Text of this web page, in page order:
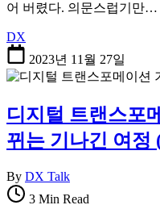
어 버렸다. 의문스럽기만…
DX
2023년 11월 27일
디지털 트랜스포
뀌는 기나긴 여정
By DX Talk
3 Min Read